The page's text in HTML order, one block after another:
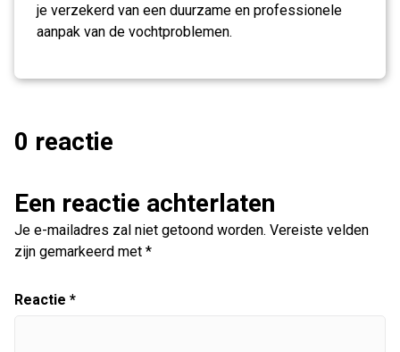
je verzekerd van een duurzame en professionele
aanpak van de vochtproblemen.
0 reactie
Een reactie achterlaten
Je e-mailadres zal niet getoond worden. Vereiste velden
zijn gemarkeerd met *
Reactie *